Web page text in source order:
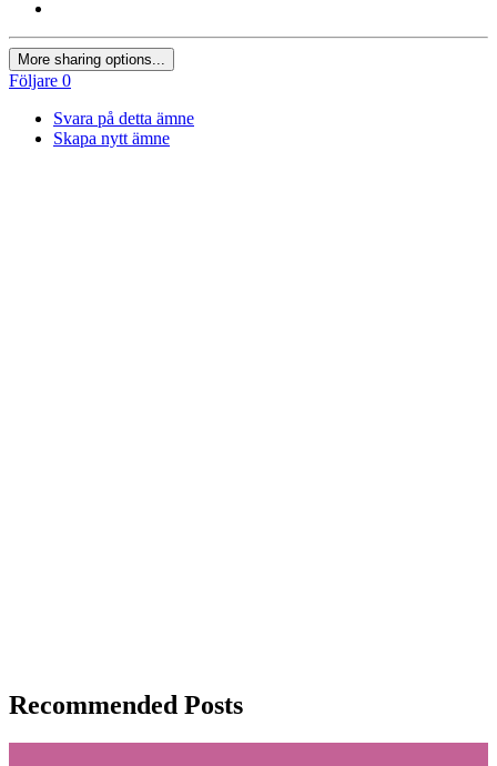
More sharing options...
Följare 0
Svara på detta ämne
Skapa nytt ämne
Recommended Posts